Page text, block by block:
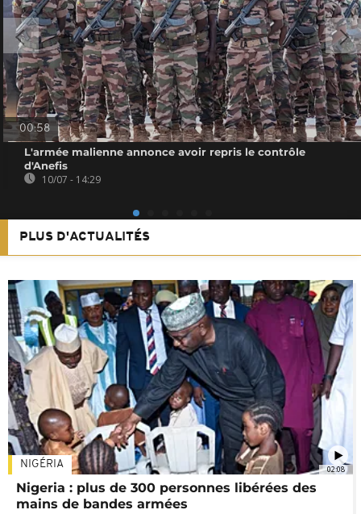
00:58
L'armée malienne annonce avoir repris le contrôle
d'Anefis
10/07 - 14:29
PLUS D'ACTUALITÉS
02:08
NIGÉRIA
Nigeria : plus de 300 personnes libérées des
mains de bandes armées